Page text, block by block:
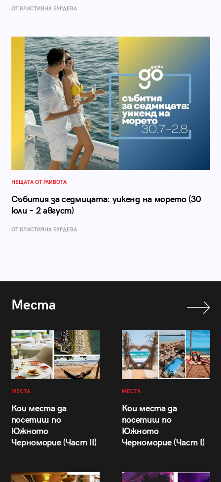
ОТ КРИСТИЯНА БУРДЕВА
НЕЩАТА ОТ ЖИВОТА
Събития за седмицата: уикенд на морето (30
юли – 2 август)
ОТ КРИСТИЯНА БУРДЕВА
Места
МЕСТА
Кои места да
посетиш по
Южното
Черноморие (Част II)
МЕСТА
Кои места да
посетиш по
Южното
Черноморие (Част I)